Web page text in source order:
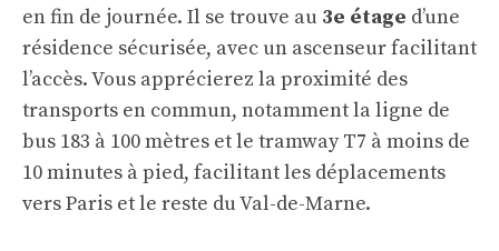
en fin de journée. Il se trouve au 3e étage d’une
résidence sécurisée, avec un ascenseur facilitant
l’accès. Vous apprécierez la proximité des
transports en commun, notamment la ligne de
bus 183 à 100 mètres et le tramway T7 à moins de
10 minutes à pied, facilitant les déplacements
vers Paris et le reste du Val-de-Marne.